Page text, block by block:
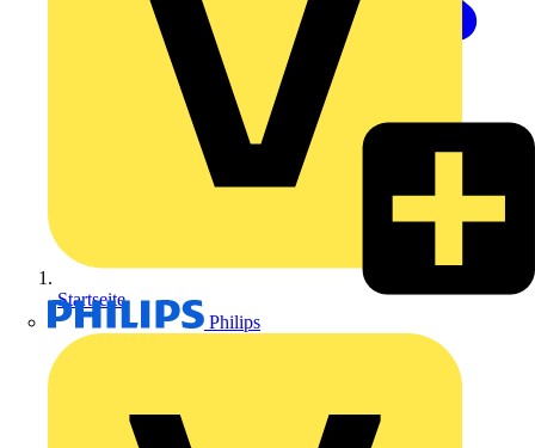
Philips
Startseite